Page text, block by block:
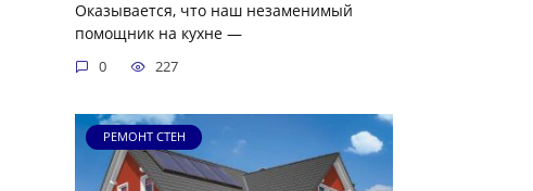
Оказывается, что наш незаменимый
помощник на кухне —
0 227
РЕМОНТ СТЕН